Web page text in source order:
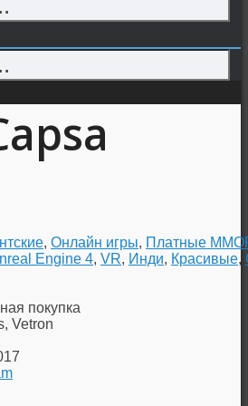
, Онлайн игры, Платные
Engine 4, VR, Инди, Красивые,
покупка
Vetron